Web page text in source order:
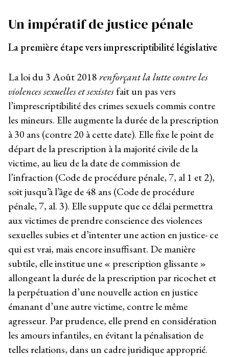
Un impératif de justice pénale
La première étape vers imprescriptibilité législative
La loi du 3 Août 2018renforçant la lutte contre les
violences sexuelles et sexistesfait un pas vers
l’imprescriptibilité des crimes sexuels commis contre
les mineurs. Elle augmente la durée de la prescription
à 30 ans (contre 20 à cette date). Elle fixe le point de
départ de la prescription à la majorité civile de la
victime, au lieu de la date de commission de
l’infraction (Code de procédure pénale, 7, al 1 et 2),
soit jusqu’à l’âge de 48 ans (Code de procédure
pénale, 7, al. 3). Elle suppute que ce délai permettra
aux victimes de prendre conscience des violences
sexuelles subies et d’intenter une action en justice- ce
qui est vrai, mais encore insuffisant. De manière
subtile, elle institue une « prescription glissante »
allongeant la durée de la prescription par ricochet et
la perpétuation d’une nouvelle action en justice
émanant d’une autre victime, contre le même
agresseur. Par prudence, elle prend en considération
les amours infantiles, en évitant la pénalisation de
telles relations, dans un cadre juridique approprié.